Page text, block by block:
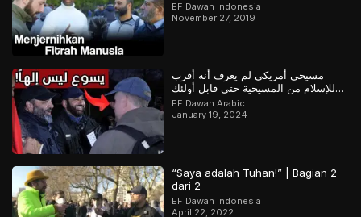
EF Dawah Indonesia
November 27, 2019
مسيحي أمريكي لم يعرف أنه أقرب
للإسلام من المسيحية حتى قابل أولئك
المسلمين
EF Dawah Arabic
January 19, 2024
“Saya adalah Tuhan!” | Bagian 2
dari 2
EF Dawah Indonesia
April 22, 2022